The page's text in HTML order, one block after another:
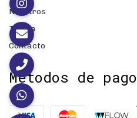
Nosotros
Tienda
Contacto
Métodos de pago